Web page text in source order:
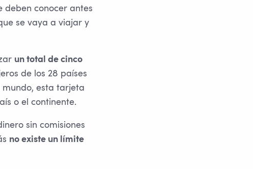
deben conocer antes
se vaya a viajar y
un total de cinco
de los 28 países
mundo, esta tarjeta
o el continente.
sin comisiones
no existe un límite